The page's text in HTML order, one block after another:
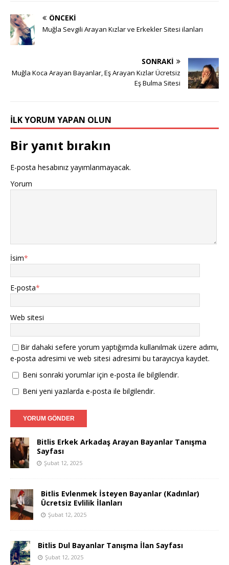
ÖNCEKI
Muğla Sevgili Arayan Kızlar ve Erkekler Sitesi ilanları
SONRAKI
Muğla Koca Arayan Bayanlar, Eş Arayan Kızlar Ücretsiz
Eş Bulma Sitesi
İLK YORUM YAPAN OLUN
Bir yanıt bırakın
E-posta hesabınız yayımlanmayacak.
Yorum
İsim*
E-posta*
Web sitesi
Bir dahaki sefere yorum yaptığımda kullanılmak üzere adımı,
e-posta adresimi ve web sitesi adresimi bu tarayıcıya kaydet.
Beni sonraki yorumlar için e-posta ile bilgilendir.
Beni yeni yazılarda e-posta ile bilgilendir.
Bitlis Erkek Arkadaş Arayan Bayanlar Tanışma
Sayfası
Şubat 12, 2025
Bitlis Evlenmek İsteyen Bayanlar (Kadınlar)
Ücretsiz Evlilik İlanları
Şubat 12, 2025
Bitlis Dul Bayanlar Tanışma İlan Sayfası
Şubat 12, 2025